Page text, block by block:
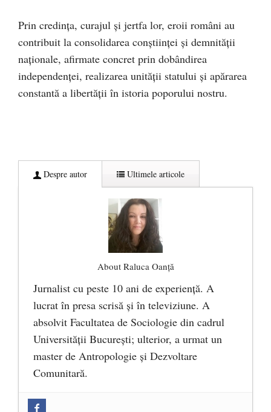
Prin credința, curajul și jertfa lor, eroii români au
contribuit la consolidarea conștiinței și demnităţii
naționale, afirmate concret prin dobândirea
independenței, realizarea unităţii statului și apărarea
constantă a libertăţii în istoria poporului nostru.
Despre autor Ultimele articole
About Raluca Oanță
Jurnalist cu peste 10 ani de experiență. A
lucrat în presa scrisă și în televiziune. A
absolvit Facultatea de Sociologie din cadrul
Universității București; ulterior, a urmat un
master de Antropologie și Dezvoltare
Comunitară.